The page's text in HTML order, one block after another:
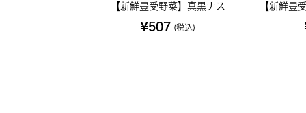
【新鮮豊受野菜】真黒ナス
¥507 (税込)
【新鮮豊